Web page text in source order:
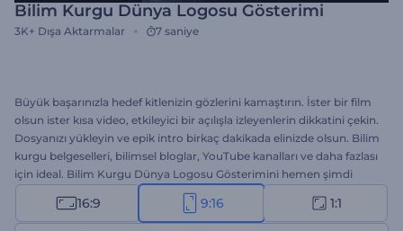
Bilim Kurgu Dünya Logosu Gösterimi
3K+ Dışa Aktarmalar 7 saniye
Büyük başarınızla hedef kitlenizin gözlerini kamaştırın. İster bir film
olsun ister kısa video, etkileyici bir açılışla izleyenlerin dikkatini çekin.
Dosyanızı yükleyin ve epik intro birkaç dakikada elinizde olsun. Bilim
kurgu belgeselleri, bilimsel bloglar, YouTube kanalları ve daha fazlası
için ideal. Bilim Kurgu Dünya Logosu Gösterimini hemen şimdi
16:9 9:16 1:1